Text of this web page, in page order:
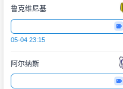
鲁克维尼基
05-04 23:15
阿尔纳斯